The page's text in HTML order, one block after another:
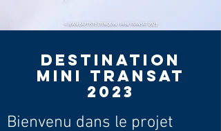
destination
mini transat
2023
Bienvenu dans le projet